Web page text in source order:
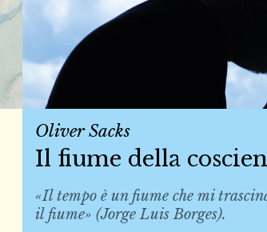
Oliver Sacks
Il fiume della
«Il tempo è un fiume che mi
il fiume» (Jorge Luis Borges).